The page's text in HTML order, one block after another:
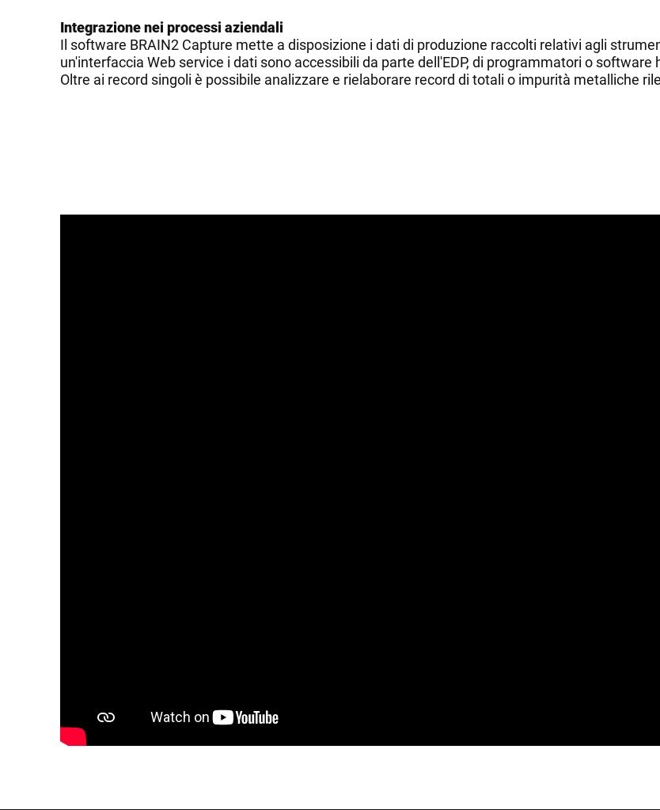
Integrazione nei processi aziendali
Il software BRAIN2 Capture mette a disposizione i dati di produzione raccolti relativi agli
un'interfaccia Web service i dati sono accessibili da parte dell'EDP, di programmatori o
Oltre ai record singoli è possibile analizzare e rielaborare record di totali o impurità metalliche